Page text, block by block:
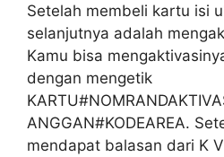
Setelah membeli kartu isi
selanjutnya adalah
Kamu bisa
dengan mengetik
ANGGAN#KODEAREA.
mendapat balasan dari K